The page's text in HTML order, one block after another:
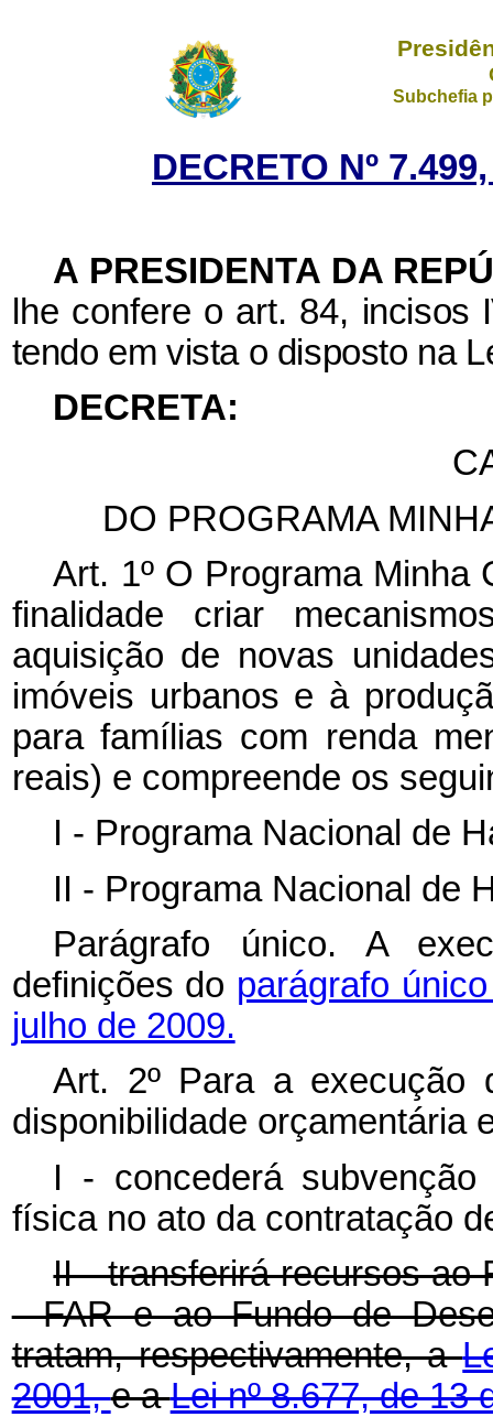
Subchefia
DECRETO Nº
A PRESIDENTA DA
lhe confere o art. 84, incisos
tendo em vista o disposto na
DECRETA:
DO PROGRAMA
Art. 1º O Programa Minha
finalidade criar
aquisição de novas
imóveis urbanos e à
para famílias com renda
reais) e compreende os
I - Programa Nacional de
II - Programa Nacional de
Parágrafo único. A
definições do parágrafo
julho de 2009.
Art. 2º Para a
disponibilidade orçamentária
I - concederá
física no ato da contratação
II - transferirá recursos ao
- FAR e ao Fundo de
tratam, respectivamente, a
2001,e aLei nº 8.677, de 13